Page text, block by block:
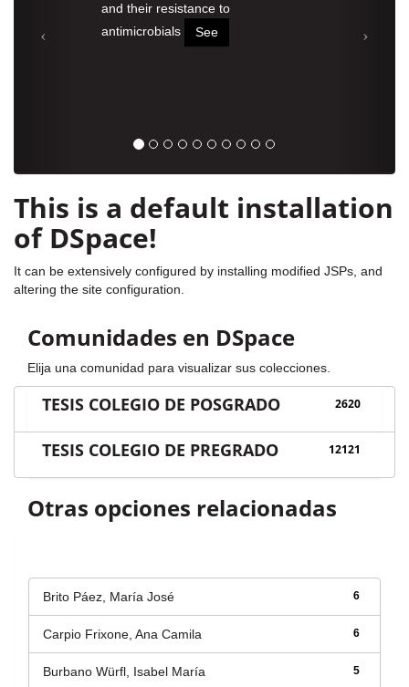
and their resistance to
antimicrobials
See
This is a default installation
of DSpace!
It can be extensively configured by installing modified JSPs, and
altering the site configuration.
Comunidades en DSpace
Elija una comunidad para visualizar sus colecciones.
TESIS COLEGIO DE POSGRADO 2620
TESIS COLEGIO DE PREGRADO 12121
Otras opciones relacionadas
6
Brito Páez, María José
6
Carpio Frixone, Ana Camila
5
Burbano Würfl, Isabel María